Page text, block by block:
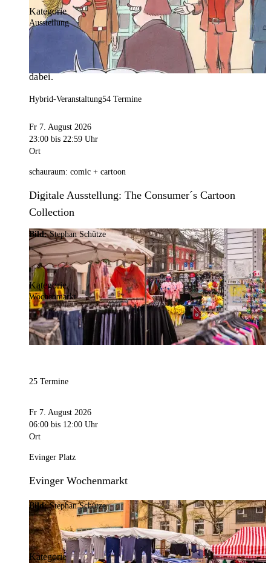
Mit weit über 4.000 Terminen ist der
Veranstaltungskalender der Stadt Dortmund der
umfangreichste der Region. Hier ist für alle was
dabei.
Kategorie
Ausstellung
Hybrid-Veranstaltung54 Termine
Fr 7. August 2026
23:00 bis 22:59 Uhr
Ort
schauraum: comic + cartoon
Digitale Ausstellung: The Consumer´s Cartoon
Collection
Bild:Stephan Schütze
Kategorie
Wochenmarkt
25 Termine
Fr 7. August 2026
06:00 bis 12:00 Uhr
Ort
Evinger Platz
Evinger Wochenmarkt
Bild:Stephan Schütze
Kategorie